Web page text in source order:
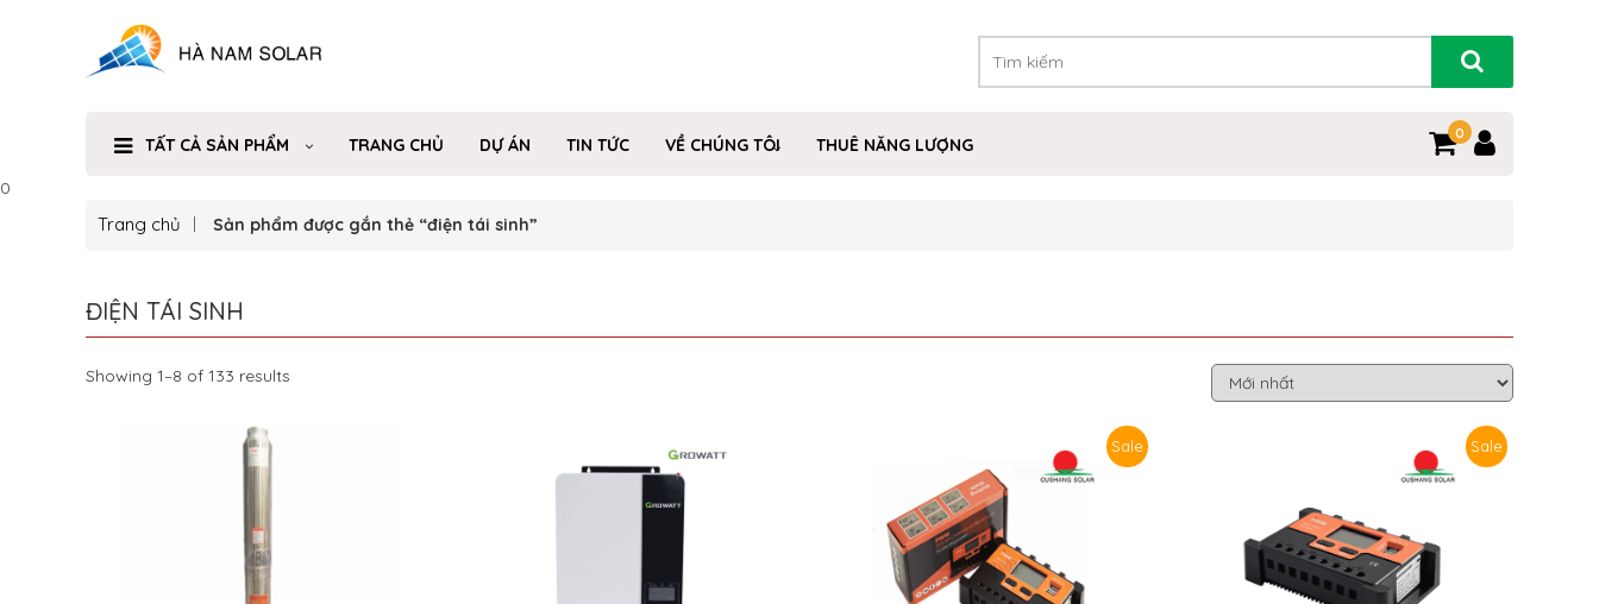
TẤT CẢ SẢN PHẨM TRANG CHỦ DỰ ÁN TIN TỨC VỀ CHÚNG TÔI THUÊ NĂNG LƯỢNG
0
0
Trang chủ Sản phẩm được gắn thẻ “điện tái sinh”
ĐIỆN TÁI SINH
Showing 1–8 of 133 results
Sale Sale